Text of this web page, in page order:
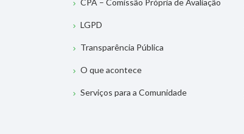
CPA – Comissão Própria de Avaliação
LGPD
Transparência Pública
O que acontece
Serviços para a Comunidade